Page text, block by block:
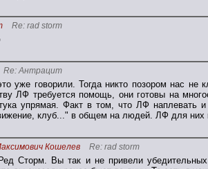
Re: rad storm
Re: Антрацит
уже говорили. Тогда никто позором нас не
ЛФ требуется помощь, они готовы на
упрямая. Факт в том, что ЛФ наплевать
клуб..." в общем на людей. ЛФ для
Кошелев Re: rad storm
Сторм. Вы так и не привели